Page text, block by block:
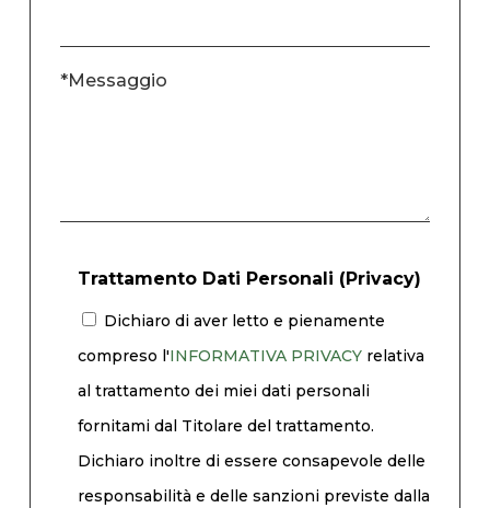
*Messaggio
Trattamento Dati Personali (Privacy)
Dichiaro di aver letto e pienamente
compreso l'INFORMATIVA PRIVACYrelativa
al trattamento dei miei dati personali
fornitami dal Titolare del trattamento.
Dichiaro inoltre di essere consapevole delle
responsabilità e delle sanzioni previste dalla